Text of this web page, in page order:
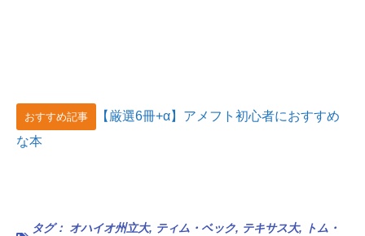
おすすめ記事
【厳選6冊+α】アメフト初心者におすすめ
な本
タグ： オハイオ州立大, ティム・ベック, テキサス大,
トム・